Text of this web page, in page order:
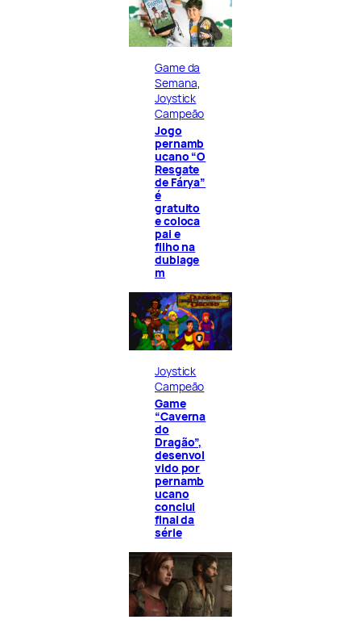
Game da
Semana
Joystick
Campeão
Jogo
pernamb
ucano “O
Resgate
de Fárya”
é
gratuito
e coloca
pai e
filho na
dublage
m
Joystick
Campeão
Game
“Caverna
do
Dragão”,
desenvol
vido por
pernamb
ucano
conclui
final da
série